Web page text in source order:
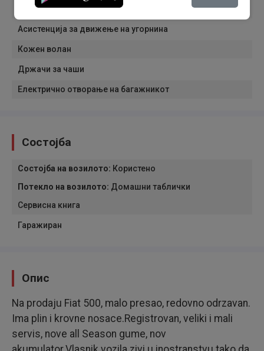
Остава за ладење
Асистенција за движење на угорнина
Кожен волан
Држачи за чаши
Електрично отворање на багажникот
Состојба
Состојба на возилото: Користено
Потекло на возилото: Домашни таблички
Сервисна книга
Гаражиран
Опис
Na prodaju Fiat 500, malo presao, redovno odrzavan.
Ima plin i krovne nosace.Registrovan, veliki i mali
servis, nove all Season gume, nov